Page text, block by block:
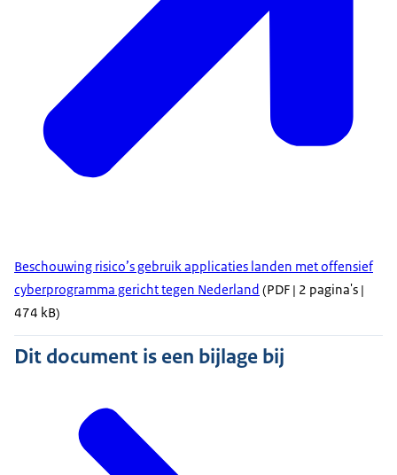
Beschouwing risico’s gebruik applicaties landen met offensief
cyberprogramma gericht tegen Nederland (PDF | 2 pagina's |
474 kB)
Dit document is een bijlage bij